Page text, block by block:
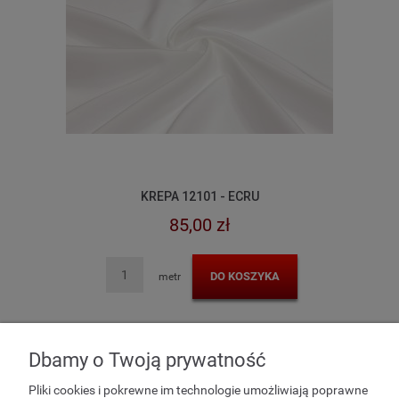
KREPA 12101 - ECRU
85,00 zł
metr DO KOSZYKA
POMOC
Dbamy o Twoją prywatność
Pliki cookies i pokrewne im technologie umożliwiają poprawne